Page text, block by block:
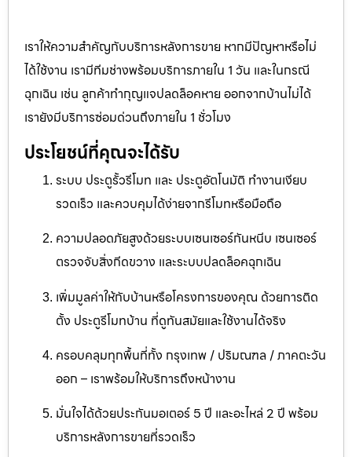
เราให้ความสำคัญกับบริการหลังการขาย หากมีปัญหาหรือไม่
ได้ใช้งาน เรามีทีมช่างพร้อมบริการภายใน 1 วัน และในกรณี
ฉุกเฉิน เช่น ลูกค้าทำกุญแจปลดล็อคหาย ออกจากบ้านไม่ได้
เรายังมีบริการซ่อมด่วนถึงภายใน 1 ชั่วโมง
ประโยชน์ที่คุณจะได้รับ
ระบบ ประตูรั้วรีโมท และ ประตูอัตโนมัติ ทำงานเงียบ
รวดเร็ว และควบคุมได้ง่ายจากรีโมทหรือมือถือ
ความปลอดภัยสูงด้วยระบบเซนเซอร์กันหนีบ เซนเซอร์
ตรวจจับสิ่งกีดขวาง และระบบปลดล็อคฉุกเฉิน
เพิ่มมูลค่าให้กับบ้านหรือโครงการของคุณ ด้วยการติด
ตั้ง ประตูรีโมทบ้าน ที่ดูทันสมัยและใช้งานได้จริง
ครอบคลุมทุกพื้นที่ทั้ง กรุงเทพ / ปริมณฑล / ภาคตะวัน
ออก – เราพร้อมให้บริการถึงหน้างาน
มั่นใจได้ด้วยประกันมอเตอร์ 5 ปี และอะไหล่ 2 ปี พร้อม
บริการหลังการขายที่รวดเร็ว